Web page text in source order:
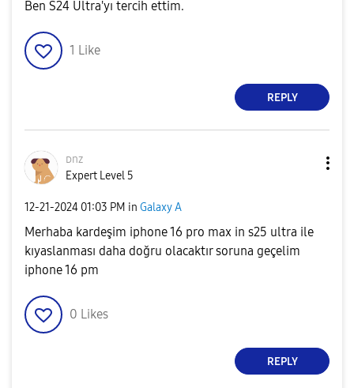
Ben S24 Ultra'yı tercih ettim.
1 Like
REPLY
ᴅnz
Expert Level 5
‎12-21-2024 01:03 PM in Galaxy A
Merhaba kardeşim iphone 16 pro max in s25 ultra ile
kıyaslanması daha doğru olacaktır soruna geçelim
iphone 16 pm
0 Likes
REPLY